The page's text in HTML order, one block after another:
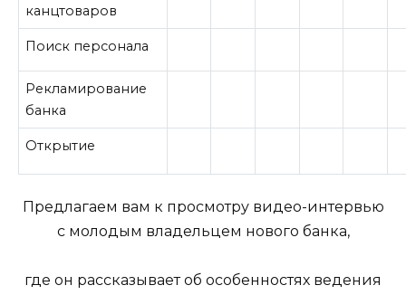
канцтоваров
Поиск персонала
Рекламирование
банка
Открытие
Предлагаем вам к просмотру видео-интервью
с молодым владельцем нового банка,
где он рассказывает об особенностях ведения